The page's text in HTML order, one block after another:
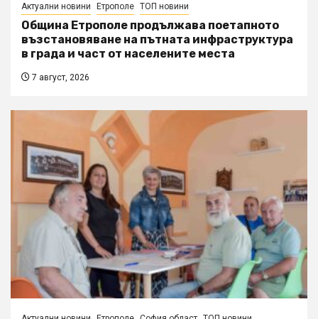
Актуални новини Етрополе ТОП новини
Община Етрополе продължава поетапното
възстановяване на пътната инфраструктура
в града и част от населените места
7 август, 2026